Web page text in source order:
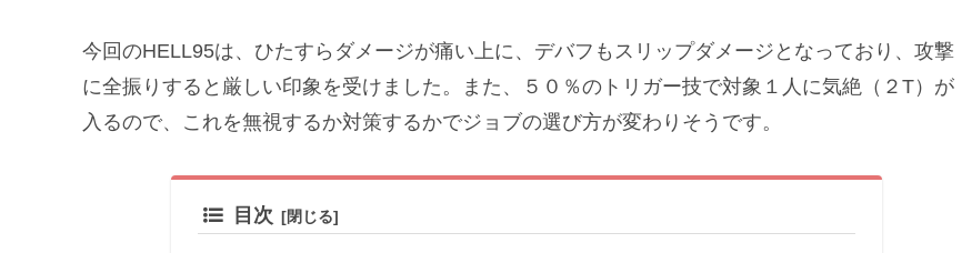
今回のHELL95は、ひたすらダメージが痛い上に、デバフもスリップダメージとなっており、攻撃
に全振りすると厳しい印象を受けました。また、５０％のトリガー技で対象１人に気絶（２T）が
入るので、これを無視するか対策するかでジョブの選び方が変わりそうです。
目次